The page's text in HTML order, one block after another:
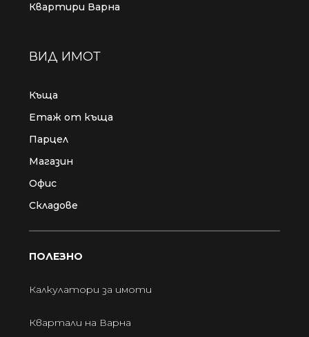
Квартири Варна
ВИД ИМОТ
Къща
Етаж от къща
Парцел
Магазин
Офис
Складове
ПОЛЕЗНО
Калкулатори за имоти
Квартали на Варна